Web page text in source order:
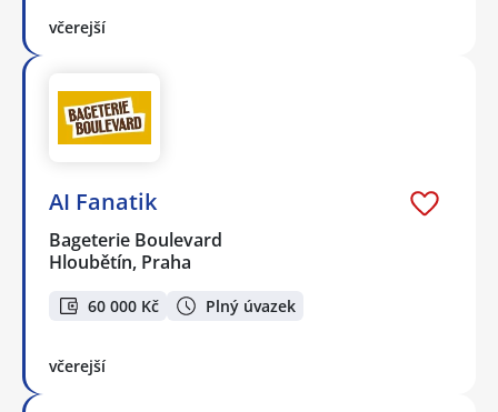
včerejší
AI Fanatik
Bageterie Boulevard
Hloubětín, Praha
60 000 Kč Plný úvazek
včerejší